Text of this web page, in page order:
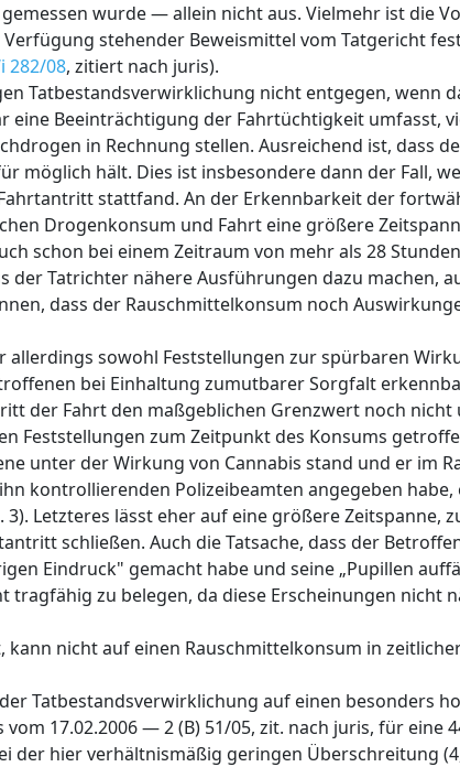
wurde — allein nicht aus. Vielmehr ist die
stehender Beweismittel vom Tatgericht
282/08, zitiert nach juris).
Tatbestandsverwirklichung nicht entgegen, wenn
Beeinträchtigung der Fahrtüchtigkeit umfasst,
in Rechnung stellen. Ausreichend ist, dass
möglich hält. Dies ist insbesondere dann der Fall,
stattfand. An der Erkennbarkeit der
Drogenkonsum und Fahrt eine größere
schon bei einem Zeitraum von mehr als 28
der Tatrichter nähere Ausführungen dazu machen,
dass der Rauschmittelkonsum noch
sowohl Feststellungen zur spürbaren
bei Einhaltung zumutbarer Sorgfalt
der Fahrt den maßgeblichen Grenzwert noch
Feststellungen zum Zeitpunkt des Konsums
unter der Wirkung von Cannabis stand und er im
kontrollierenden Polizeibeamten angegeben habe,
Letzteres lässt eher auf eine größere Zeitspanne,
schließen. Auch die Tatsache, dass der
Eindruck" gemacht habe und seine „Pupillen
tragfähig zu belegen, da diese Erscheinungen nicht
nicht auf einen Rauschmittelkonsum in
Tatbestandsverwirklichung auf einen besonders
17.02.2006 — 2 (B) 51/05, zit. nach juris, für eine
der hier verhältnismäßig geringen Überschreitung